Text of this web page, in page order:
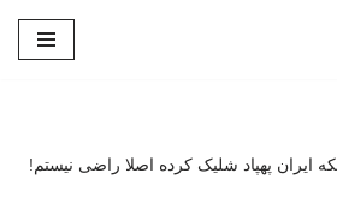
ایران پهپاد شلیک کرده اصلا راضی نیستم!